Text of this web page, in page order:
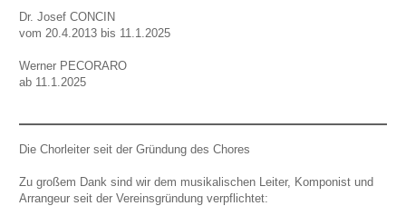
Dr. Josef CONCIN
vom 20.4.2013 bis 11.1.2025
Werner PECORARO
ab 11.1.2025
Die Chorleiter seit der Gründung des Chores
Zu großem Dank sind wir dem musikalischen Leiter, Komponist und
Arrangeur seit der Vereinsgründung verpflichtet: